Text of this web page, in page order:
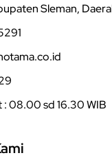
Sleman,
08.00 sd 16.30 WIB